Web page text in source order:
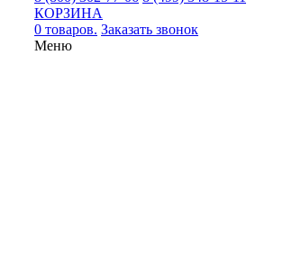
КОРЗИНА
0 товаров. Заказать звонок
Меню